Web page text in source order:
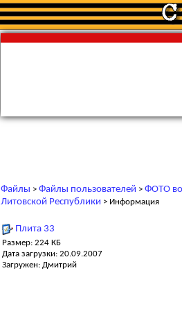
Файлы > Файлы пользователей > ФОТО
Литовской Республики > Информация
Плита 33
Размер: 224 КБ
Дата загрузки: 20.09.2007
Загружен: Дмитрий